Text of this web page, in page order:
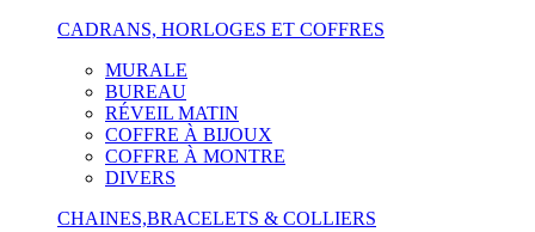
CADRANS, HORLOGES ET COFFRES
MURALE
BUREAU
RÉVEIL MATIN
COFFRE À BIJOUX
COFFRE À MONTRE
DIVERS
CHAINES,BRACELETS & COLLIERS